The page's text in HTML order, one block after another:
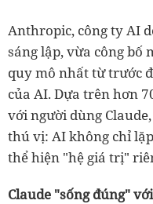
Anthropic, công ty AI
sáng lập, vừa công bố
quy mô nhất từ trước
của AI. Dựa trên hơn
với người dùng
thú vị: AI không chỉ
thể hiện "hệ giá trị"
Claude "sống đúng"